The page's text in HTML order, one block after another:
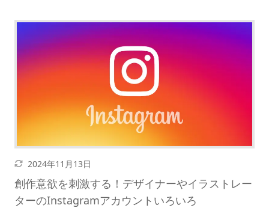
更新日
2024年11月13日
創作意欲を刺激する！デザイナーやイラストレー
ターのInstagramアカウントいろいろ